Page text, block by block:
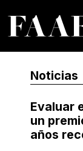
Noticias
Evaluar
un
años